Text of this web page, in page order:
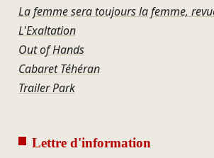
La femme sera toujours la femme,
L'Exaltation
Out of Hands
Cabaret Téhéran
Trailer Park
Lettre d'information